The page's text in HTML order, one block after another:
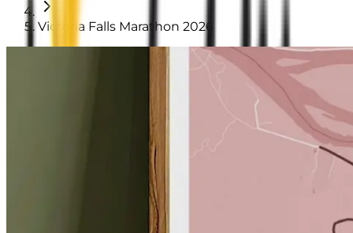
Victoria Falls Marathon 2026